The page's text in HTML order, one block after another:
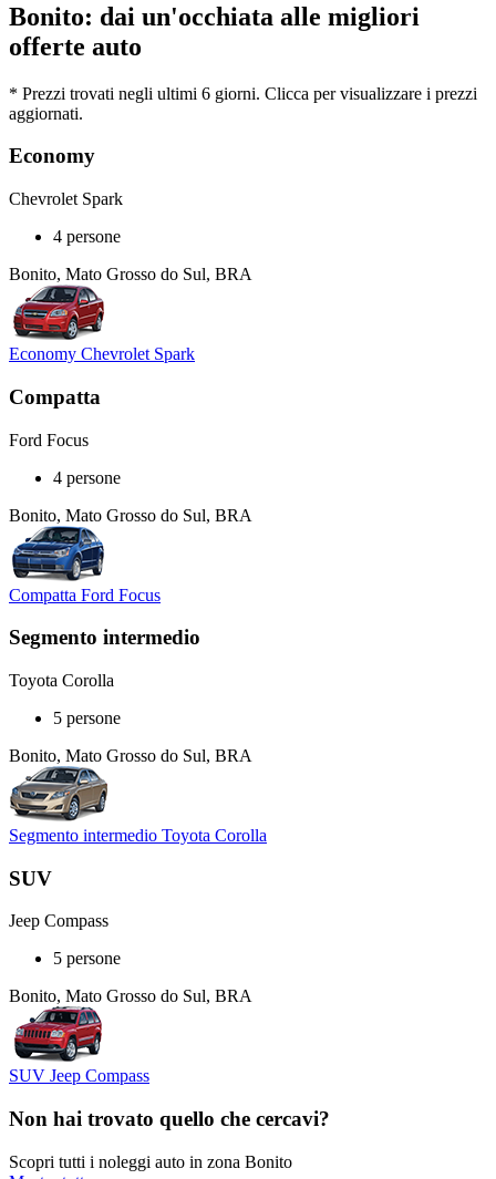
Bonito: dai un'occhiata alle migliori
offerte auto
* Prezzi trovati negli ultimi 6 giorni. Clicca per visualizzare i prezzi
aggiornati.
Economy
Chevrolet Spark
4 persone
Bonito, Mato Grosso do Sul, BRA
Economy Chevrolet Spark
Compatta
Ford Focus
4 persone
Bonito, Mato Grosso do Sul, BRA
Compatta Ford Focus
Segmento intermedio
Toyota Corolla
5 persone
Bonito, Mato Grosso do Sul, BRA
Segmento intermedio Toyota Corolla
SUV
Jeep Compass
5 persone
Bonito, Mato Grosso do Sul, BRA
SUV Jeep Compass
Non hai trovato quello che cercavi?
Scopri tutti i noleggi auto in zona Bonito